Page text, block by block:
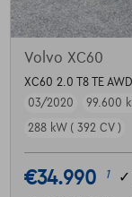
Volvo XC60
XC60 2.0 T8 TE
03/2020
99.600
288 kW ( 392 CV )
€34.990 1 ✓